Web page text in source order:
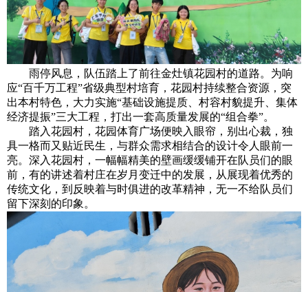
雨停风息，队伍踏上了前往金灶镇花园村的道路。为响
应“百千万工程”省级典型村培育，花园村持续整合资源，突
出本村特色，大力实施“基础设施提质、村容村貌提升、集体
经济提振”三大工程，打出一套高质量发展的“组合拳”。
踏入花园村，花园体育广场便映入眼帘，别出心裁，独
具一格而又贴近民生，与群众需求相结合的设计令人眼前一
亮。深入花园村，一幅幅精美的壁画缓缓铺开在队员们的眼
前，有的讲述着村庄在岁月变迁中的发展，从展现着优秀的
传统文化，到反映着与时俱进的改革精神，无一不给队员们
留下深刻的印象。